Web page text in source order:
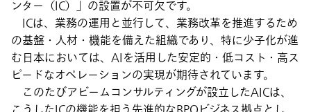
ンター（IC）」の設置が不可欠です。
ICは、業務の運用と並行して、業務改革を推進するため
の基盤・人材・機能を備えた組織であり、特に少子化が進
む日本においては、AIを活用した安定的・低コスト・高ス
ピードなオペレーションの実現が期待されています。
このたびアビームコンサルティングが設立したAICは、